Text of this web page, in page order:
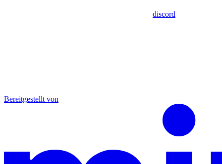
discord
Bereitgestellt von